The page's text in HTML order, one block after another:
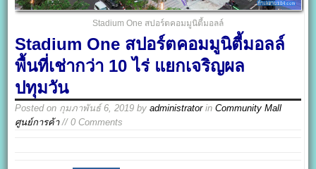
Stadium One สปอร์ตคอมมูนิตี้มอลล์
Stadium One สปอร์ตคอมมูนิตี้มอลล์
พื้นที่เช่ากว่า 10 ไร่ แยกเจริญผล
ปทุมวัน
Posted on กุมภาพันธ์ 6, 2019 byadministratorinCommunity Mall
ศูนย์การค้า// 0 Comments